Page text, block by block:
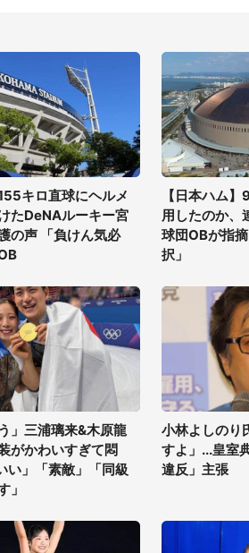
キロ直球にヘルメ
たDeNAルーキー宮
の声 「負けん気必
【日本ハム
用したのか、
球団OBが指
択」
」三浦璃来&木原龍
がかわいすぎて悶
い」「素敵」「同級
」
小林よしのり
すよ」...皇室
違反」主張